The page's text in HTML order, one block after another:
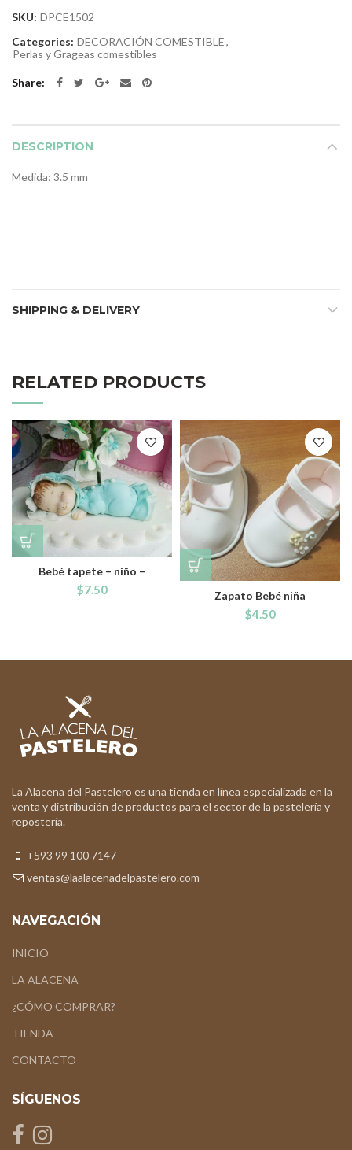
SKU: DPCE1502
Categories: DECORACIÓN COMESTIBLE,
Perlas y Grageas comestibles
Share
DESCRIPTION
Medida: 3.5 mm
SHIPPING & DELIVERY
RELATED PRODUCTS
Bebé tapete – niño –
$7.50 Zapato Bebé niña
$4.50
La Alacena del Pastelero es una tienda en línea especializada en la
venta y distribución de productos para el sector de la pastelería y
repostería.
+593 99 100 7147
ventas@laalacenadelpastelero.com
NAVEGACIÓN
INICIO
LA ALACENA
¿CÓMO COMPRAR?
TIENDA
CONTACTO
SÍGUENOS